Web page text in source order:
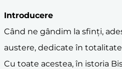
Introducere
Când ne gândim la sfinți,
austere, dedicate în
Cu toate acestea, în istoria